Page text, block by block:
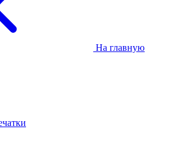
На главную